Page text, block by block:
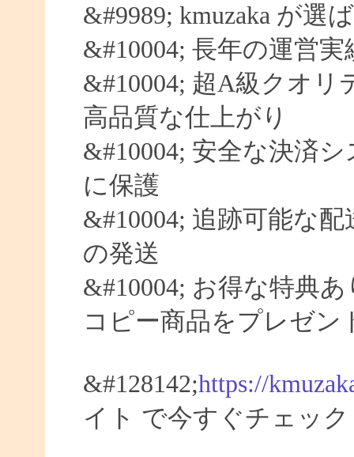
&#9989; kmuzaka が選
&#10004; 長年の運営
&#10004; 超A級クオリ
高品質な仕上がり
&#10004; 安全な決済
に保護
&#10004; 追跡可能な
の発送
&#10004; お得な特典
コピー商品をプレゼン
&#128142;https://
イト で今すぐチェック